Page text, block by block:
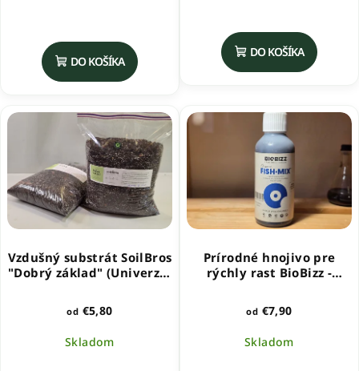
produktu
je
5,0
5
hviezdičiek.
DO KOŠÍKA
DO KOŠÍKA
Vzdušný substrát SoilBros
"Dobrý základ" (Univerzal
od €5,80
Skladom
Prírodné hnojivo pre
rýchly rast BioBizz -
od €7,90
Skladom